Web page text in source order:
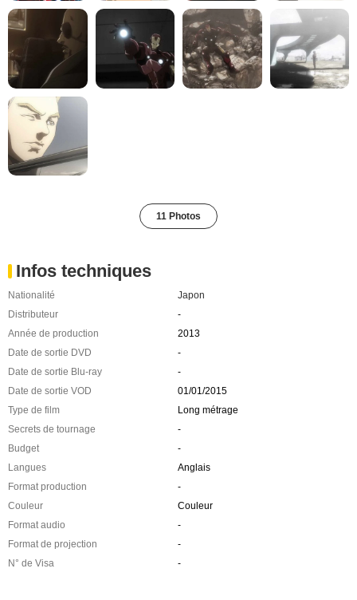
11 Photos
Infos techniques
Nationalité
Japon
Distributeur
-
Année de production
2013
Date de sortie DVD
-
Date de sortie Blu-ray
-
Date de sortie VOD
01/01/2015
Type de film
Long métrage
Secrets de tournage
-
Budget
-
Langues
Anglais
Format production
-
Couleur
Couleur
Format audio
-
Format de projection
-
N° de Visa
-